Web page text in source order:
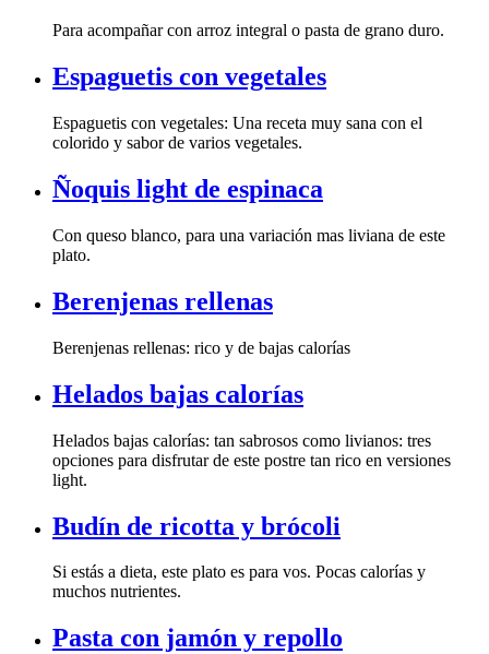
Para acompañar con arroz integral o pasta de grano duro.
Espaguetis con vegetales
colorido y sabor de varios vegetales.
Ñoquis light de espinaca
plato.
Berenjenas rellenas
Berenjenas rellenas: rico y de bajas calorías
Helados bajas calorías
light.
Budín de ricotta y brócoli
muchos nutrientes.
Pasta con jamón y repollo